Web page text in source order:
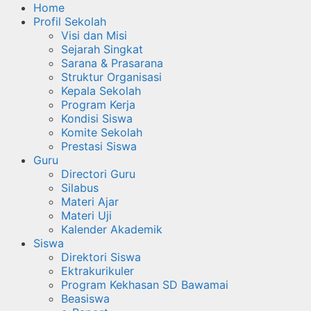
Home
Profil Sekolah
Visi dan Misi
Sejarah Singkat
Sarana & Prasarana
Struktur Organisasi
Kepala Sekolah
Program Kerja
Kondisi Siswa
Komite Sekolah
Prestasi Siswa
Guru
Directori Guru
Silabus
Materi Ajar
Materi Uji
Kalender Akademik
Siswa
Direktori Siswa
Ektrakurikuler
Program Kekhasan SD Bawamai
Beasiswa